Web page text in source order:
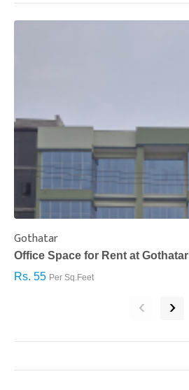
Gothatar
Office Space for Rent at Gothatar
Rs. 55 Per Sq.Feet
‹ ›